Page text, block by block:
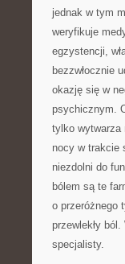
jednak w tym
weryfikuje
egzystencji,
bezzwłocznie
okazję się w
psychicznym.
tylko wytwarza
nocy w trakcie
niezdolni do
bólem są te
o przeróżnego
przewlekły
specjalisty.